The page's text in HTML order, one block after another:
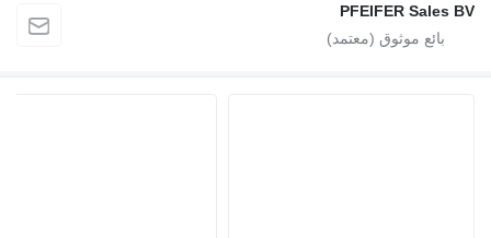
PFEIFER Sales BV